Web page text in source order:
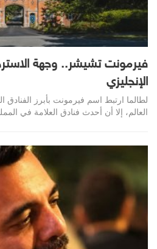
فيرمونت تشيشر.. وجهة
الإنجليزي
لطالما ارتبط اسم فيرمونت بأبرز الفنادق
العالم، إلا أن أحدث فنادق العلامة في